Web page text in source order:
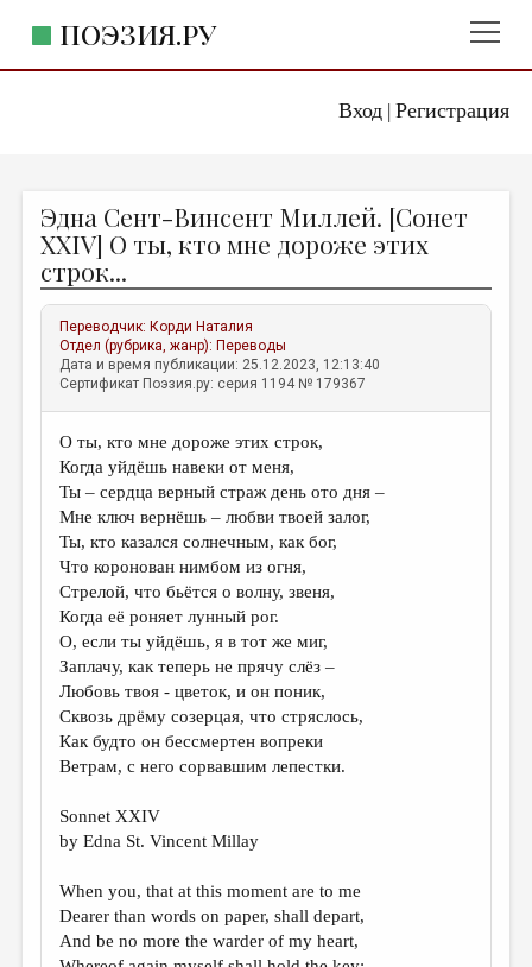
Вход| Регистрация
ПОЭЗИЯ.РУ
ЖАНРЫ
АВТОРЫ
КОММЕНТАРИИ
ЛИТСАЛОН
НОВОСТИ
ПРАВИЛА САЙТА
ОТДЕЛЫ И РУБРИКИ
ИЗБРАННОЕ
ДАЙДЖЕСТ
ПРОИЗВЕДЕНИЯ
ПЕРЕВОДЫ
КОНКУРСЫ
ДЕТСКАЯ КОМНАТА
КНИЖНАЯ ПОЛКА
ОБЗОР ЛИТЕРАТУРЫ
СТРАНИЦЫ ПАМЯТИ
ОБЪЯВЛЕНИЯ
КОЛОНКА РЕДАКТОРА
Эдна Сент-Винсент Миллей. [Сонет
XXIV] О ты, кто мне дороже этих
строк...
Переводчик: Корди Наталия
Отдел (рубрика, жанр): Переводы
Дата и время публикации: 25.12.2023, 12:13:40
Сертификат Поэзия.ру: серия 1194 № 179367
О ты, кто мне дороже этих строк,
Когда уйдёшь навеки от меня,
Ты – сердца верный страж день ото дня –
Мне ключ вернёшь – любви твоей залог,
Ты, кто казался солнечным, как бог,
Что коронован нимбом из огня,
Стрелой, что бьётся о волну, звеня,
Когда её роняет лунный рог.
О, если ты уйдёшь, я в тот же миг,
Заплачу, как теперь не прячу слёз –
Любовь твоя - цветок, и он поник,
Сквозь дрёму созерцая, что стряслось,
Как будто он бессмертен вопреки
Ветрам, с него сорвавшим лепестки.
Sonnet XXIV
by Edna St. Vincent Millay
When you, that at this moment are to me
Dearer than words on paper, shall depart,
And be no more the warder of my heart,